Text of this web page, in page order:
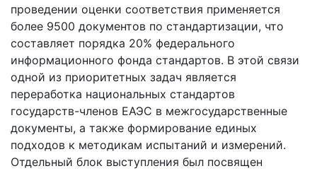
проведении оценки соответствия применяется
более 9500 документов по стандартизации, что
составляет порядка 20% федерального
информационного фонда стандартов. В этой связи
одной из приоритетных задач является
переработка национальных стандартов
государств-членов ЕАЭС в межгосударственные
документы, а также формирование единых
подходов к методикам испытаний и измерений.
Отдельный блок выступления был посвящен